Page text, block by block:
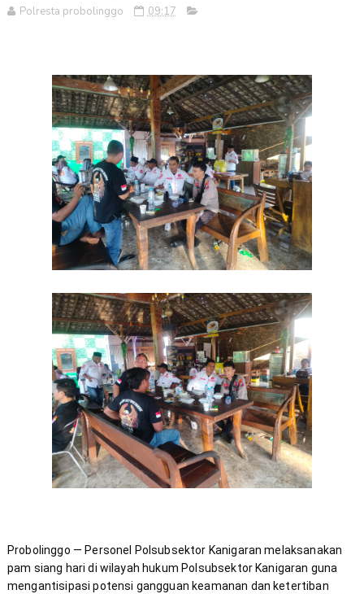
Polresta probolinggo 09:17
Probolinggo — Personel Polsubsektor Kanigaran melaksanakan
pam siang hari di wilayah hukum Polsubsektor Kanigaran guna
mengantisipasi potensi gangguan keamanan dan ketertiban